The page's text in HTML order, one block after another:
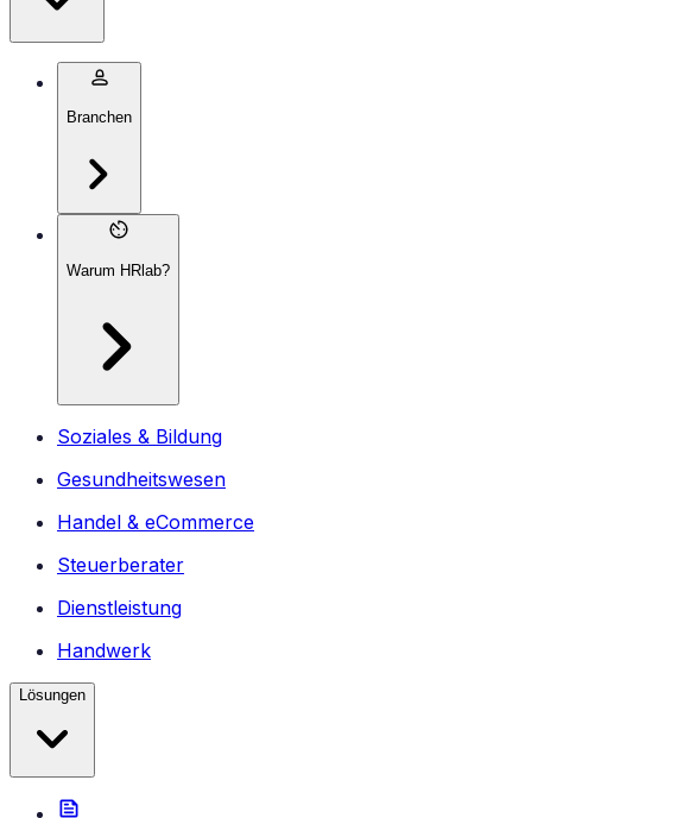
Branchen
Warum HRlab?
Soziales & Bildung
Gesundheitswesen
Handel & eCommerce
Steuerberater
Dienstleistung
Handwerk
Lösungen